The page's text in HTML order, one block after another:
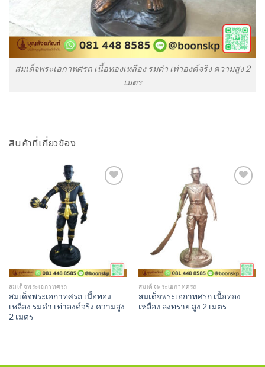
สมเด็จพระเอกาทศรถ เนื้อทองเหลือง รมดำ เท่าองค์จริง ความสูง 2
เมตร
สินค้าที่เกี่ยวข้อง
สมเด็จพระเอกาทศรถ
สมเด็จพระเอกาทศรถ เนื้อทอง
เหลือง รมดำ เท่าองค์จริง ความสูง
2 เมตร
สมเด็จพระเอกาทศรถ
สมเด็จพระเอกาทศรถ เนื้อทอง
เหลือง ลงทราย สูง 2 เมตร